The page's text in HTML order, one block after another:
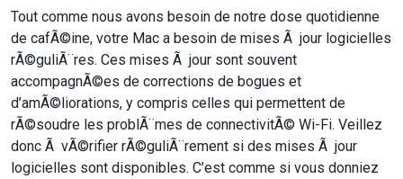
Tout comme nous avons besoin de notre dose quotidienne
de cafÃ©ine, votre Mac a besoin de mises Ã jour logicielles
rÃ©guliÃ¨res. Ces mises Ã jour sont souvent
accompagnÃ©es de corrections de bogues et
d’amÃ©liorations, y compris celles qui permettent de
rÃ©soudre les problÃ¨mes de connectivitÃ© Wi-Fi. Veillez
donc Ã vÃ©rifier rÃ©guliÃ¨rement si des mises Ã jour
logicielles sont disponibles. C’est comme si vous donniez